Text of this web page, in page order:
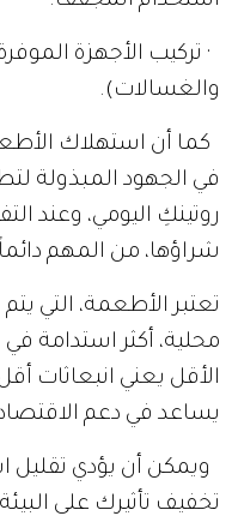
· تركيب الأجهزة
والغسالات).
كما أن استهلاك
في الجهود المبذولة
روتينكِ اليومي، وعند
شراؤها، من المهم
تعتبر الأطعمة، التي
محلية، أكثر استدامة
الأقل يعني انبعاثات
يساعد في دعم
ويمكن أن يؤدي تقليل
تخفيف تأثيرك على